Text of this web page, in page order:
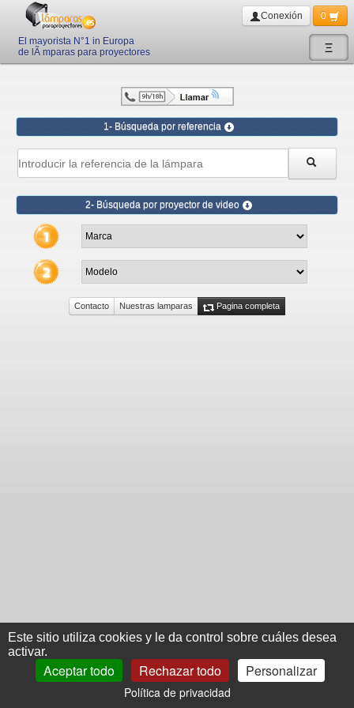
Ξ
El mayorista N°1 in Europa
de lÃ mparas para proyectores
Conexión 0
1- Búsqueda por referencia
2- Búsqueda por proyector de video
Contacto Nuestras lamparas Pagina completa
Este sitio utiliza cookies y le da control sobre cuáles desea
activar.
Aceptar todo Rechazar todo Personalizar
Política de privacidad